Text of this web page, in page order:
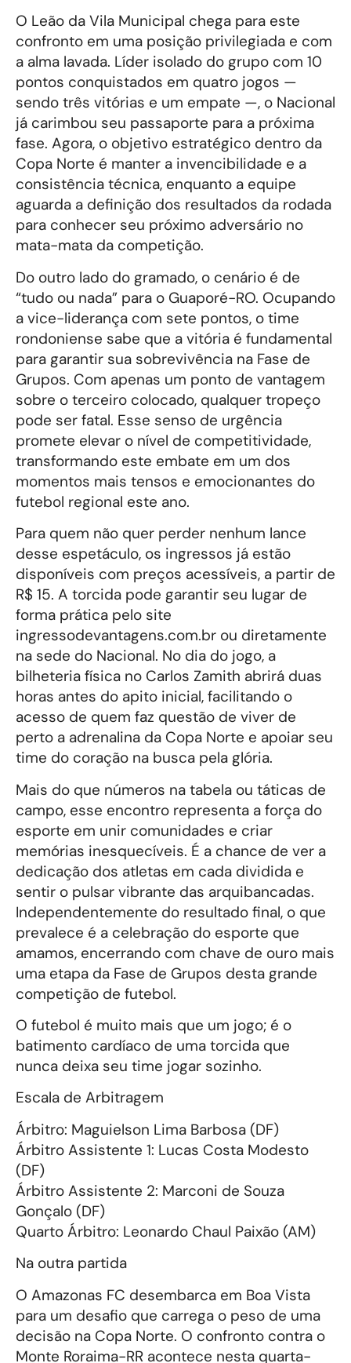
O Leão da Vila Municipal chega para este
confronto em uma posição privilegiada e com
a alma lavada. Líder isolado do grupo com 10
pontos conquistados em quatro jogos —
sendo três vitórias e um empate —, o Nacional
já carimbou seu passaporte para a próxima
fase. Agora, o objetivo estratégico dentro da
Copa Norte é manter a invencibilidade e a
consistência técnica, enquanto a equipe
aguarda a definição dos resultados da rodada
para conhecer seu próximo adversário no
mata-mata da competição.
Do outro lado do gramado, o cenário é de
“tudo ou nada” para o Guaporé-RO. Ocupando
a vice-liderança com sete pontos, o time
rondoniense sabe que a vitória é fundamental
para garantir sua sobrevivência na Fase de
Grupos. Com apenas um ponto de vantagem
sobre o terceiro colocado, qualquer tropeço
pode ser fatal. Esse senso de urgência
promete elevar o nível de competitividade,
transformando este embate em um dos
momentos mais tensos e emocionantes do
futebol regional este ano.
Para quem não quer perder nenhum lance
desse espetáculo, os ingressos já estão
disponíveis com preços acessíveis, a partir de
R$ 15. A torcida pode garantir seu lugar de
forma prática pelo site
ingressodevantagens.com.br ou diretamente
na sede do Nacional. No dia do jogo, a
bilheteria física no Carlos Zamith abrirá duas
horas antes do apito inicial, facilitando o
acesso de quem faz questão de viver de
perto a adrenalina da Copa Norte e apoiar seu
time do coração na busca pela glória.
Mais do que números na tabela ou táticas de
campo, esse encontro representa a força do
esporte em unir comunidades e criar
memórias inesquecíveis. É a chance de ver a
dedicação dos atletas em cada dividida e
sentir o pulsar vibrante das arquibancadas.
Independentemente do resultado final, o que
prevalece é a celebração do esporte que
amamos, encerrando com chave de ouro mais
uma etapa da Fase de Grupos desta grande
competição de futebol.
O futebol é muito mais que um jogo; é o
batimento cardíaco de uma torcida que
nunca deixa seu time jogar sozinho.
Escala de Arbitragem
Árbitro: Maguielson Lima Barbosa (DF)
Árbitro Assistente 1: Lucas Costa Modesto
(DF)
Árbitro Assistente 2: Marconi de Souza
Gonçalo (DF)
Quarto Árbitro: Leonardo Chaul Paixão (AM)
Na outra partida
O Amazonas FC desembarca em Boa Vista
para um desafio que carrega o peso de uma
decisão na Copa Norte. O confronto contra o
Monte Roraima-RR acontece nesta quarta-